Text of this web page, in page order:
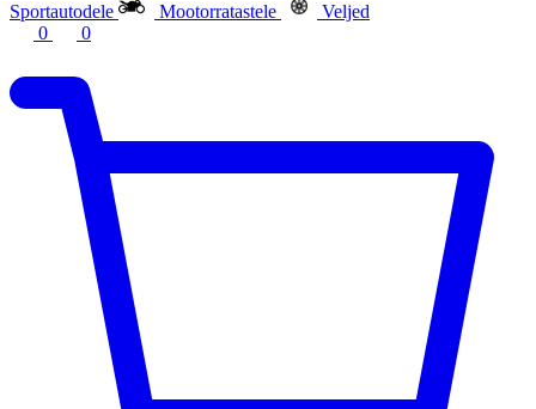
Sportautodele
Mootorratastele
Veljed
0
0